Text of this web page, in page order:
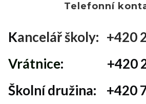
Telefonní
Kancelář školy: +420
Vrátnice: +420
Školní družina: +420